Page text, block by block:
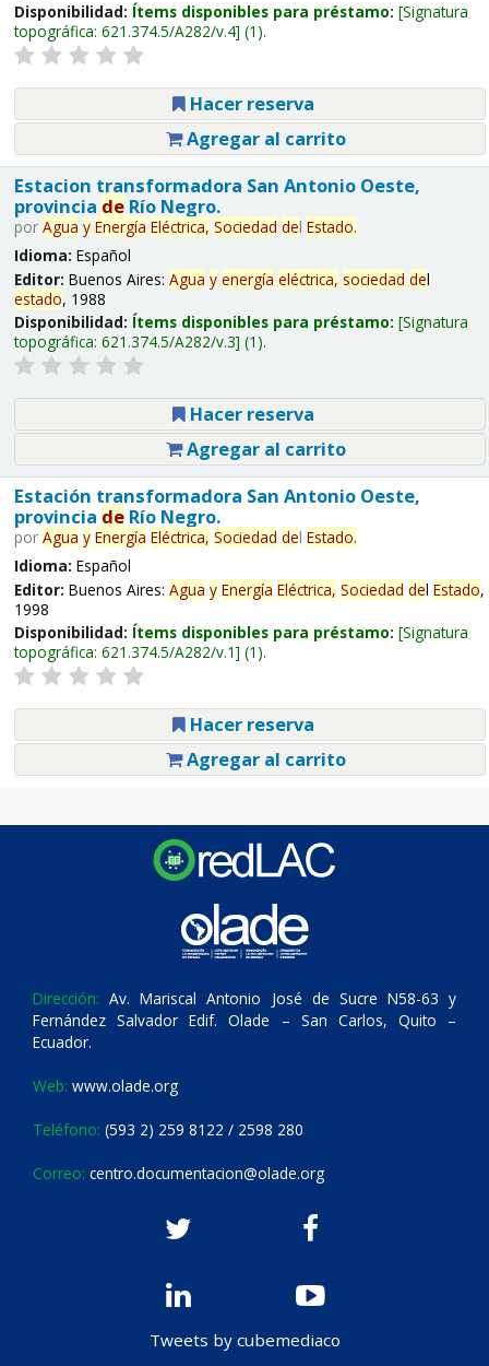
Disponibilidad: Ítems disponibles para préstamo: Signatura
topográfica: 621.374.5/A282/v.4 (1).
Hacer reserva
Agregar al carrito
Estacion transformadora San Antonio Oeste,
provincia deRío Negro.
por Agua y Energía Eléctrica, Sociedad del Estado.
Idioma: Español
Editor: Buenos Aires: Agua y energía eléctrica, sociedad del
estado, 1988
Disponibilidad: Ítems disponibles para préstamo: Signatura
topográfica: 621.374.5/A282/v.3 (1).
Hacer reserva
Agregar al carrito
Estación transformadora San Antonio Oeste,
provincia deRío Negro.
por Agua y Energía Eléctrica, Sociedad del Estado.
Idioma: Español
Editor: Buenos Aires: Agua y Energía Eléctrica, Sociedad del Estado,
1998
Disponibilidad: Ítems disponibles para préstamo: Signatura
topográfica: 621.374.5/A282/v.1 (1).
Hacer reserva
Agregar al carrito
Dirección: Av. Mariscal Antonio José de Sucre N58-63 y
Fernández Salvador Edif. Olade – San Carlos, Quito –
Ecuador.
Web: www.olade.org
Teléfono: (593 2) 259 8122 / 2598 280
Correo: centro.documentacion@olade.org
Tweets by cubemediaco